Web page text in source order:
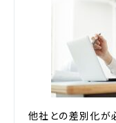
他社との差別化が